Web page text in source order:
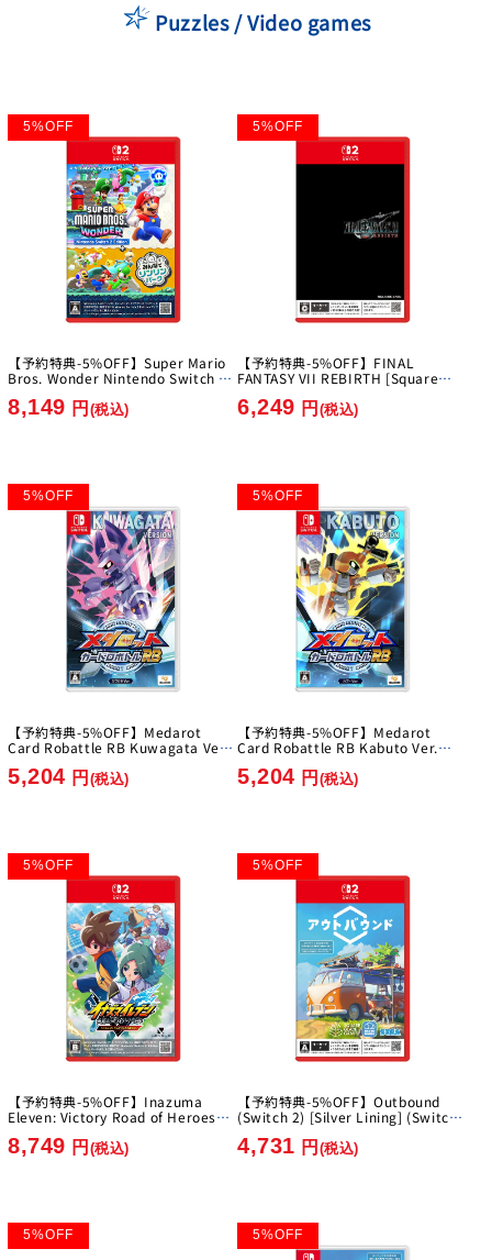
Puzzles / Video games
5%OFF
【予約特典-5%OFF】Super Mario
Bros. Wonder Nintendo Switch 2
Park [Nintendo][Switch2]
8,149 円 (税込)
5%OFF
【予約特典-5%OFF】FINAL
FANTASY VII REBIRTH [Square
6,249 円 (税込)
5%OFF
【予約特典-5%OFF】Medarot
Card Robattle RB Kuwagata Ver.
5,204 円 (税込)
5%OFF
【予約特典-5%OFF】Medarot
Card Robattle RB Kabuto Ver.
5,204 円 (税込)
5%OFF
【予約特典-5%OFF】Inazuma
Eleven: Victory Road of Heroes
Nintendo Switch 2 Edition [Level-
5][Switch2]
8,749 円 (税込)
5%OFF
【予約特典-5%OFF】Outbound
(Switch 2) [Silver Lining] (Switch
2)
4,731 円 (税込)
5%OFF 5%OFF